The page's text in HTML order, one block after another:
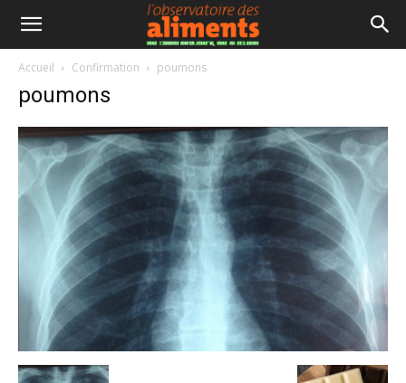
Accueil Confirmation poumons
poumons